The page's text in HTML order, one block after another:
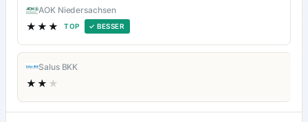
AOK Niedersachsen
★★★ TOP ✓ BESSER
Salus BKK
★★ ★